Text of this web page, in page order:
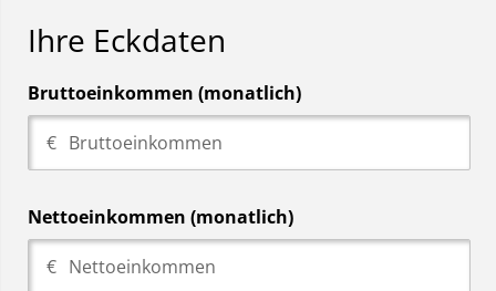
Ihre Eckdaten
Bruttoeinkommen (monatlich)
Nettoeinkommen (monatlich)